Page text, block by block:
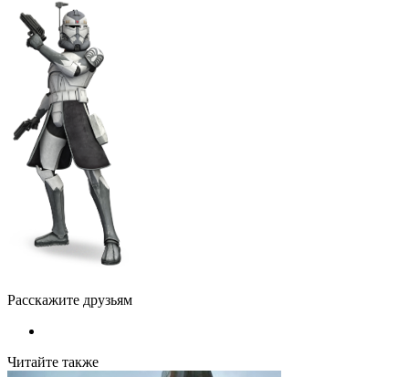
Расскажите друзьям
Читайте также